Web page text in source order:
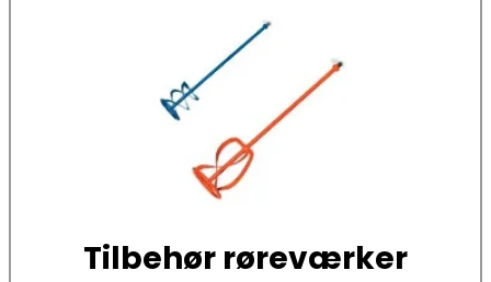
Tilbehør røreværker